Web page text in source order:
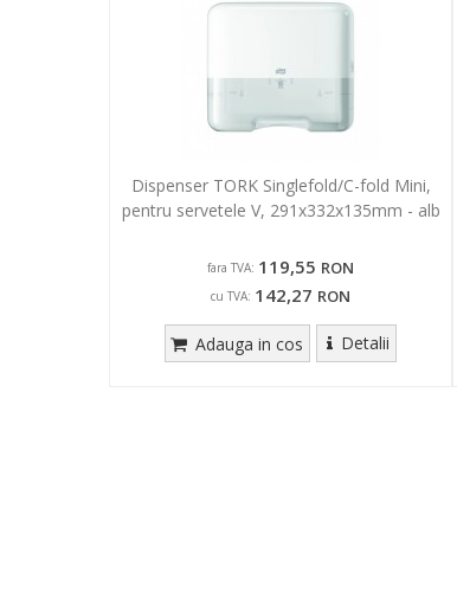
Dispenser TORK Singlefold/C-fold Mini,
pentru servetele V, 291x332x135mm - alb
fara TVA: 119,55 RON
cu TVA: 142,27 RON
Adauga in cos Detalii